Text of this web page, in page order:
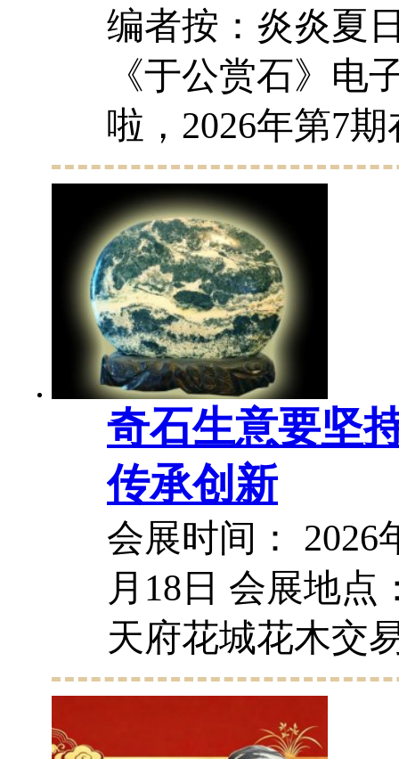
编者按：炎炎夏
《于公赏石》电
啦，2026年第7
激烈的环境中克
负重前行，为广
奉上了视觉精神
以极大的包容、
奇石生意要坚
传承创新
会展时间： 2026
月18日 会展地点
天府花城花木交
道： 2026年9月
指导单位 中国